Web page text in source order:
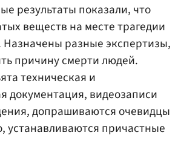
результаты показали, что
веществ на месте трагедии
разные экспертизы,
причину смерти людей.
техническая и
документация, видеозаписи
допрашиваются очевидцы
устанавливаются причастные